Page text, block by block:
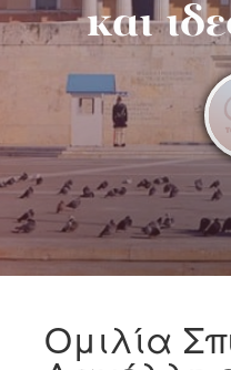
και
Ομιλία